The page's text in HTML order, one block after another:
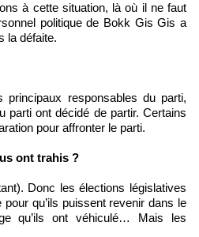
à cette situation, là où il ne faut
politique de Bokk Gis Gis a
la défaite.
principaux responsables du parti,
parti ont décidé de partir. Certains
pour affronter le parti.
ont trahis ?
Donc les élections législatives
qu’ils puissent revenir dans le
qu’ils ont véhiculé… Mais les